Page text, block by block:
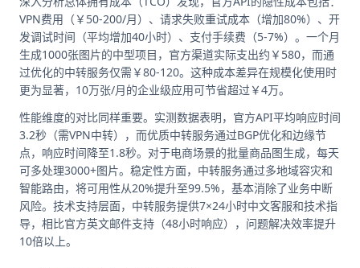
VPN费用（￥50-200/月）、请求失败重试成本（增加80%）、开
发调试时间（平均增加40小时）、支付手续费（5-7%）。一个月
生成1000张图片的中型项目，官方渠道实际支出约￥580，而通
过优化的中转服务仅需￥80-120。这种成本差异在规模化使用时
更为显著，10万张/月的企业级应用可节省超过￥4万。
性能维度的对比同样重要。实测数据表明，官方API平均响应时间
3.2秒（需VPN中转），而优质中转服务通过BGP优化和边缘节
点，响应时间降至1.8秒。对于电商场景的批量商品图生成，每天
可多处理3000+图片。稳定性方面，中转服务通过多地域容灾和
智能路由，将可用性从20%提升至99.5%，基本消除了业务中断
风险。技术支持层面，中转服务提供7×24小时中文客服和技术指
导，相比官方英文邮件支持（48小时响应），问题解决效率提升
10倍以上。